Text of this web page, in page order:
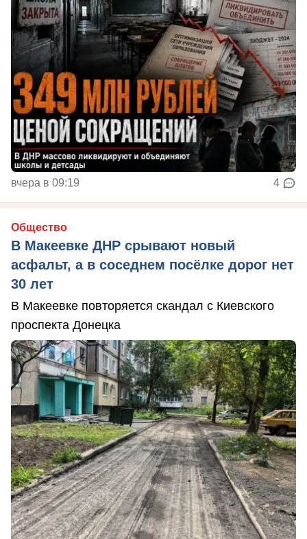
вчера в 09:19 4
Общество
В Макеевке ДНР срывают новый
асфальт, а в соседнем посёлке дорог нет
30 лет
В Макеевке повторяется скандал с Киевского
проспекта Донецка